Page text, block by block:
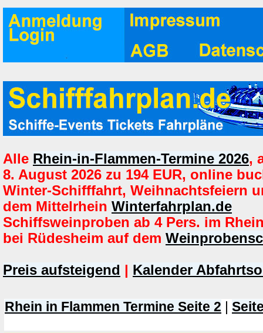
Alle Rhein-in-Flammen-Termine 2026,
8. August 2026 zu 194 EUR, online
Winter-Schifffahrt, Weihnachtsfeiern
dem Mittelrhein Winterfahrplan.de
Schiffsweinproben ab 4 Pers. im
bei Rüdesheim auf dem
Preis aufsteigend | Kalender
Rhein in Flammen Termine Seite 2